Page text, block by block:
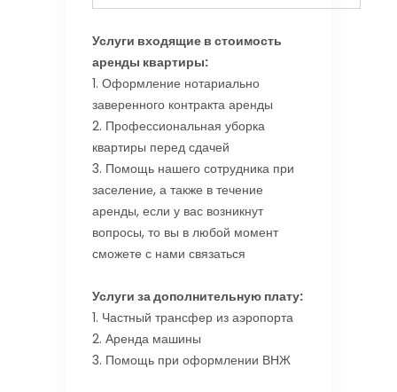
Услуги входящие в стоимость
аренды квартиры:
1. Оформление нотариально
заверенного контракта аренды
2. Профессиональная уборка
квартиры перед сдачей
3. Помощь нашего сотрудника при
заселение, а также в течение
аренды, если у вас возникнут
вопросы, то вы в любой момент
сможете с нами связаться
Услуги за дополнительную плату:
1. Частный трансфер из аэропорта
2. Аренда машины
3. Помощь при оформлении ВНЖ